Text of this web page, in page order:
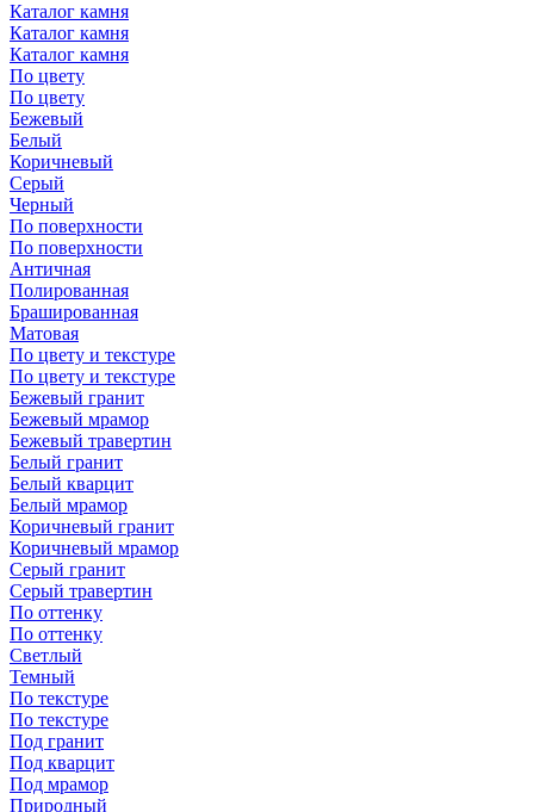
Каталог камня
Каталог камня
Каталог камня
По цвету
По цвету
Бежевый
Белый
Коричневый
Серый
Черный
По поверхности
По поверхности
Античная
Полированная
Брашированная
Матовая
По цвету и текстуре
По цвету и текстуре
Бежевый гранит
Бежевый мрамор
Бежевый травертин
Белый гранит
Белый кварцит
Белый мрамор
Коричневый гранит
Коричневый мрамор
Серый гранит
Серый травертин
По оттенку
По оттенку
Светлый
Темный
По текстуре
По текстуре
Под гранит
Под кварцит
Под мрамор
Природный